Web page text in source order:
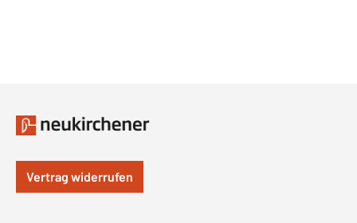
Vertrag widerrufen